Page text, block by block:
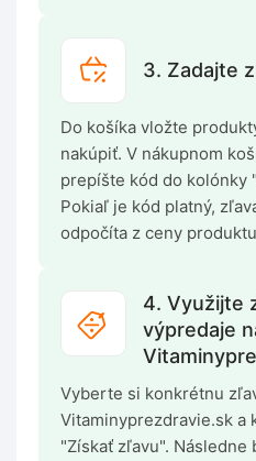
3. Zadajte
Do košíka vložte
nakúpiť. V nákupnom
prepíšte kód do kolónky
Pokiaľ je kód platný,
odpočíta z ceny
4. Využijte
výpredaje
Vyberte si konkrétnu
Vitaminyprezdravie.sk a
"Získať zľavu". Následne